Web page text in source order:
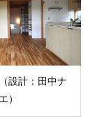
設計：田中ナ
）